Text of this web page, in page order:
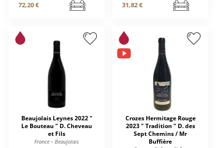
72,20 € 31,82 €
Beaujolais Leynes 2022 "
Le Bouteau " D. Cheveau
et Fils
France – Beaujolais
Crozes Hermitage Rouge
2023 " Tradition " D. des
Sept Chemins / Mr
Buffière